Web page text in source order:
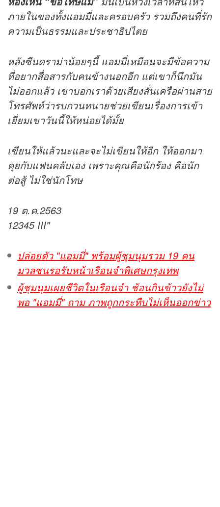
ภายในของทั้งแอมมี่และครอบครัว รวมถึงคนที่รัก
ความเป็นธรรมและประชาธิปไตย
หลังซีนดราม่าน้อยๆนี้ แอมมี่เหมือนจะมีข้อความ
ที่อยากสื่อสารกับคนข้างนอกอีก แต่เขาก็นึกมัน
ไม่ออกแล้ว เขาบอกเราด้วยเสียงสั่นเครือผ่านสาย
โทรศัพท์ว่ารบกวนทนายช่วยเขียนเรื่องการเข้า
เยี่ยมเขาวันนี้ให้หน่อยได้มั้ย
เขียนให้แล้วนะและจะไม่เขียนให้อีก ให้ออกมา
คุยกับแฟนคลับเอง เพราะคุณคือนักร้อง คือนัก
ต่อสู้ ไม่ใช่นักโทษ
19 ต.ค.2563
12345 III"
ปล่อยตัว "แอมมี่" พร้อมผู้ชุมนุมรวม 19 คน
มวลชนรอรับหน้าเรือนจำพิเศษกรุงเทพ
ผู้ชุมนุมเผยชีวิตในเรือนจำ ช้อนกินข้าวยังไม่
พอ "แอมมี่" ถาม ภาพถูกกระทืบไม่เห็นออกข่าว